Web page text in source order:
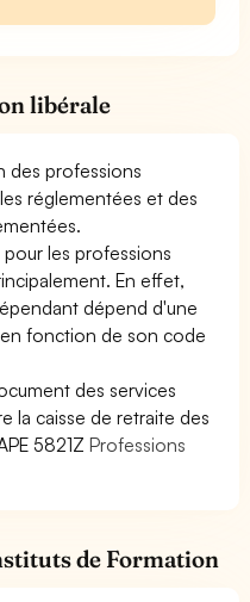
libérale
des professions
réglementées et des
les professions
En effet,
dépend d'une
fonction de son code
des services
la caisse de retraite des
5821ZProfessions
de Formation